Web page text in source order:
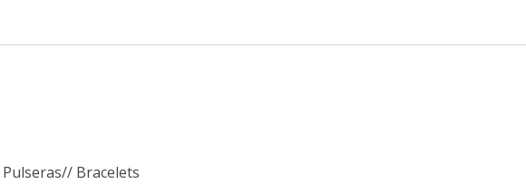
Pulseras// Bracelets